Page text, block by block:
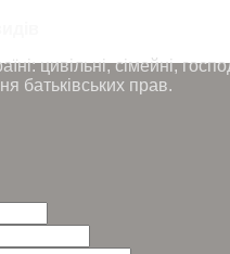
цивільні, сімейні,
батьківських прав.